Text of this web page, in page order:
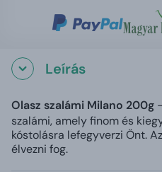
Leírás
Olasz szalámi Milano 200g
szalámi, amely finom és
kóstolásra lefegyverzi Önt.
élvezni fog.